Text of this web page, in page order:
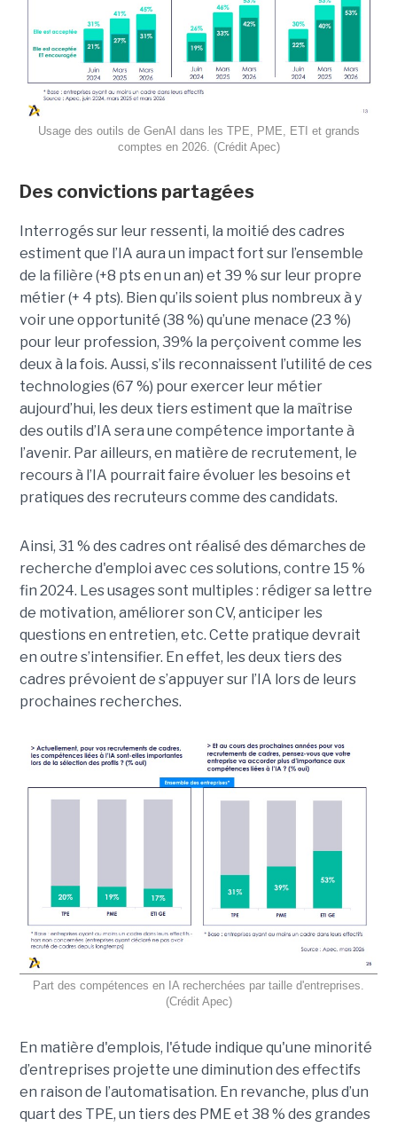
Usage des outils de GenAI dans les TPE, PME, ETI et grands
comptes en 2026. (Crédit Apec)
Des convictions partagées
Interrogés sur leur ressenti, la moitié des cadres
estiment que l’IA aura un impact fort sur l’ensemble
de la filière (+8 pts en un an) et 39 % sur leur propre
métier (+ 4 pts). Bien qu’ils soient plus nombreux à y
voir une opportunité (38 %) qu’une menace (23 %)
pour leur profession, 39% la perçoivent comme les
deux à la fois. Aussi, s’ils reconnaissent l’utilité de ces
technologies (67 %) pour exercer leur métier
aujourd’hui, les deux tiers estiment que la maîtrise
des outils d’IA sera une compétence importante à
l’avenir. Par ailleurs, en matière de recrutement, le
recours à l’IA pourrait faire évoluer les besoins et
pratiques des recruteurs comme des candidats.
Ainsi, 31 % des cadres ont réalisé des démarches de
recherche d'emploi avec ces solutions, contre 15 %
fin 2024. Les usages sont multiples : rédiger sa lettre
de motivation, améliorer son CV, anticiper les
questions en entretien, etc. Cette pratique devrait
en outre s’intensifier. En effet, les deux tiers des
cadres prévoient de s’appuyer sur l’IA lors de leurs
prochaines recherches.
Part des compétences en IA recherchées par taille d'entreprises.
(Crédit Apec)
En matière d'emplois, l'étude indique qu'une minorité
d’entreprises projette une diminution des effectifs
en raison de l’automatisation. En revanche, plus d’un
quart des TPE, un tiers des PME et 38 % des grandes